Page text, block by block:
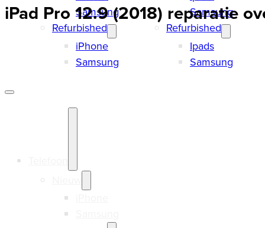
Samsung
Refurbished
iPhone
Samsung
Samsung
Refurbished
Ipads
Samsung
iPad Pro 12.9 (2018) reparatie